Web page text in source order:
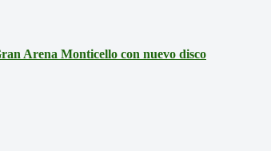
Arena Monticello con nuevo disco